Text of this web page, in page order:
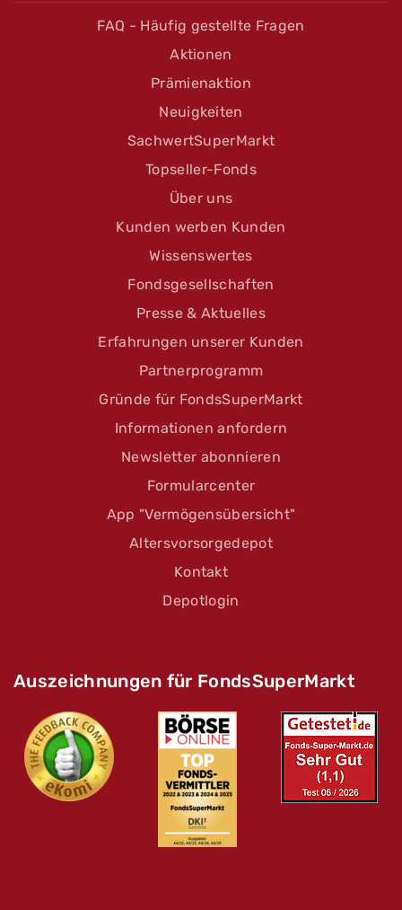
FAQ - Häufig gestellte Fragen
Aktionen
Prämienaktion
Neuigkeiten
SachwertSuperMarkt
Topseller-Fonds
Über uns
Kunden werben Kunden
Wissenswertes
Fondsgesellschaften
Presse & Aktuelles
Erfahrungen unserer Kunden
Partnerprogramm
Gründe für FondsSuperMarkt
Informationen anfordern
Newsletter abonnieren
Formularcenter
App "Vermögensübersicht"
Altersvorsorgedepot
Kontakt
Depotlogin
Auszeichnungen für FondsSuperMarkt